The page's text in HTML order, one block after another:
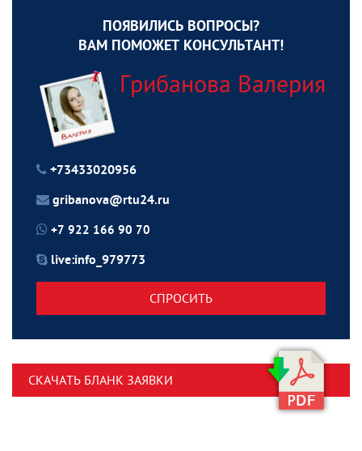
ПОЯВИЛИСЬ ВОПРОСЫ?
ВАМ ПОМОЖЕТ КОНСУЛЬТАНТ!
Грибанова Валерия
+73433020956
gribanova@rtu24.ru
+7 922 166 90 70
live:info_979773
СПРОСИТЬ
СКАЧАТЬ БЛАНК ЗАЯВКИ